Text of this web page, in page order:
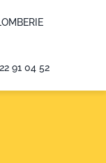
91 04 52